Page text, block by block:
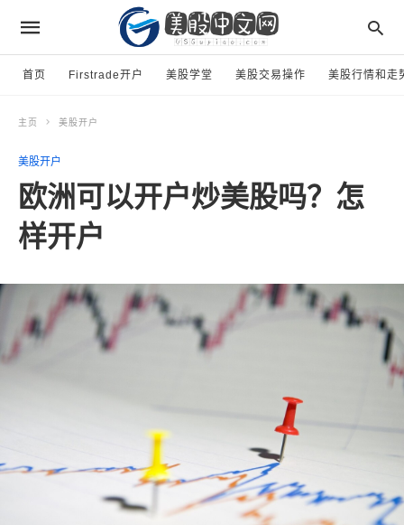
首页 Firstrade开户 美股学堂 美股交易操作 美股行情和走
主页 美股开户
美股开户
欧洲可以开户炒美股吗？怎
样开户